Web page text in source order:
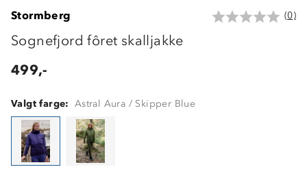
Stormberg (0)
Sognefjord fôret skalljakke
499,-
Valgt farge: Astral Aura / Skipper Blue